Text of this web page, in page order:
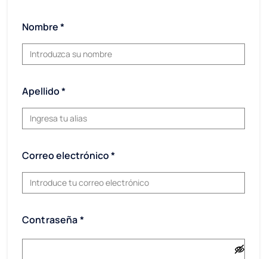
Nombre
Apellido
Correo electrónico
Contraseña *